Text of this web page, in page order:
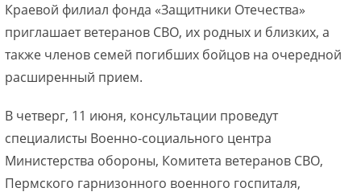
Краевой филиал фонда «Защитники Отечества»
приглашает ветеранов СВО, их родных и близких, а
также членов семей погибших бойцов на очередной
расширенный прием.
В четверг, 11 июня, консультации проведут
специалисты Военно-социального центра
Министерства обороны, Комитета ветеранов СВО,
Пермского гарнизонного военного госпиталя,